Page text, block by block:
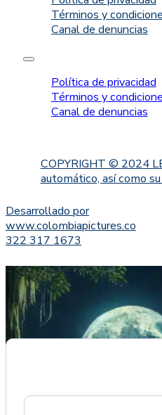
Términos y
Canal de denuncias
Política de privacidad
Términos y
Canal de denuncias
COPYRIGHT © 2024
automático, así como
Desarrollado por
www.colombiapictures.co
322 317 1673